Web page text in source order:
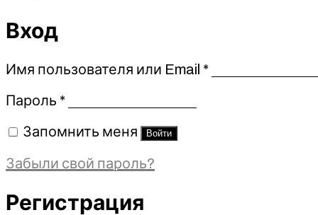
Вход
Имя пользователя или Email *Обязательно
Пароль *Обязательно
Запомнить меня Войти
Забыли свой пароль?
Регистрация